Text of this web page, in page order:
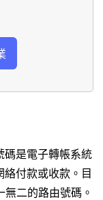
是電子轉帳系統
付款或收款。目
二的路由號碼。